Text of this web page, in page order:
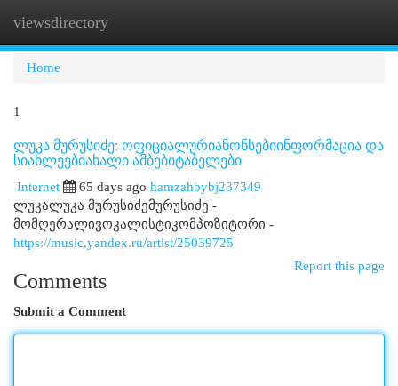
viewsdirectory
Home
1
ლუკა მურუსიძე: ოფიციალურიანონსებიინფორმაცია და
სიახლეებიახალი ამბებიტაბელები
Internet
65 days ago hamzahbybj237349
ლუკალუკა მურუსიძემურუსიძე -
მომღერალივოკალისტიკომპოზიტორი -
https://music.yandex.ru/artist/25039725
Report this page
Comments
Submit a Comment